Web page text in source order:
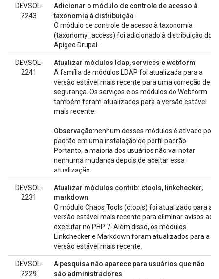
DEVSOL-
2243
Adicionar o módulo de controle de acesso à
taxonomia à distribuição
O módulo de controle de acesso à taxonomia
(taxonomy_access) foi adicionado à distribuição do
Apigee Drupal.
DEVSOL-
2241
Atualizar módulos ldap, services e webform
A família de módulos LDAP foi atualizada para a
versão estável mais recente para uma correção de
segurança. Os serviços e os módulos do Webform
também foram atualizados para a versão estável
mais recente.
Observação:nenhum desses módulos é ativado por
padrão em uma instalação de perfil padrão.
Portanto, a maioria dos usuários não vai notar
nenhuma mudança depois de aceitar essa
atualização.
DEVSOL-
2231
Atualizar módulos contrib: ctools, linkchecker,
markdown
O módulo Chaos Tools (ctools) foi atualizado para a
versão estável mais recente para eliminar avisos ao
executar no PHP 7. Além disso, os módulos
Linkchecker e Markdown foram atualizados para a
versão estável mais recente.
DEVSOL-
2229
A pesquisa não aparece para usuários que não
são administradores